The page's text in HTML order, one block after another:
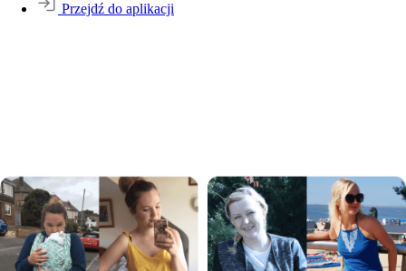
Przejdź do aplikacji